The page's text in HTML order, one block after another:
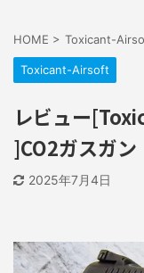
HOME > Toxicant-
Toxicant-Airsoft
レビュー
]CO2ガスガン
2025年7月4日